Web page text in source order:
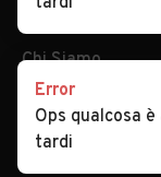
Chi Siamo
Serve aiuto?
Dati identificativi
Error
Ops qualcosa
tardi